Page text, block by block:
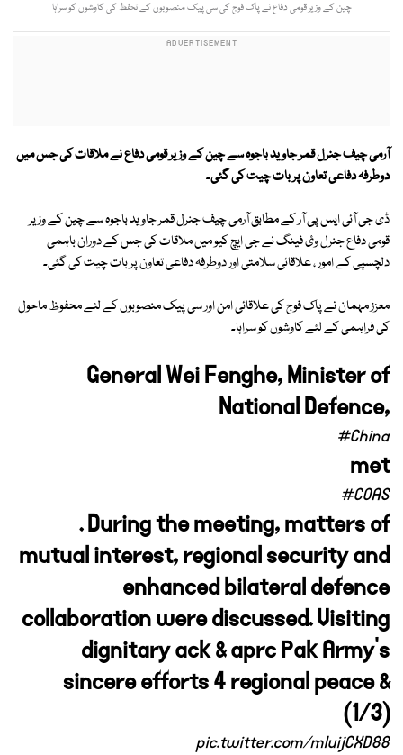
چین کے وزیر قومی دفاع نے پاک فوج کی سی پیک منصوبوں کے تحفظ کی کاوشوں کو سراہا
آرمی چیف جنرل قمر جاوید باجوہ سے چین کے وزیر قومی دفاع نے ملاقات کی جس میں
دوطرفہ دفاعی تعاون پر بات چیت کی گئی۔
ڈی جی آئی ایس پی آر کے مطابق آرمی چیف جنرل قمر جاوید باجوہ سے چین کے وزیر
قومی دفاع جنرل وئ فینگ نے جی ایچ کیو میں ملاقات کی جس کے دوران باہمی
دلچسپی کے امور ، علاقائی سلامتی اور دوطرفہ دفاعی تعاون پر بات چیت کی گئی۔
معزز مہمان نے پاک فوج کی علاقائی امن اور سی پیک منصوبوں کے لئے محفوظ ماحول
کی فراہمی کے لئے کاوشوں کو سراہا۔
General Wei Fenghe, Minister of
National Defence,
#China
met
#COAS
. During the meeting, matters of
mutual interest, regional security and
enhanced bilateral defence
collaboration were discussed. Visiting
dignitary ack & aprc Pak Army’s
sincere efforts 4 regional peace &
(1/3)
pic.twitter.com/mIuijCXD88